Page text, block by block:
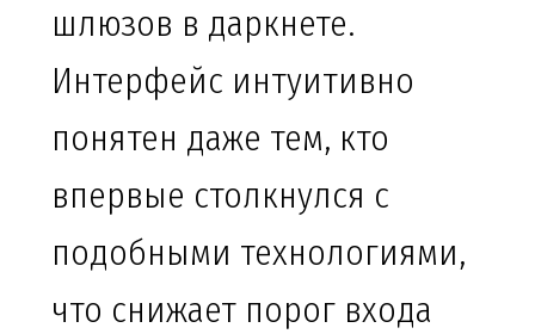
шлюзов в даркнете.
Интерфейс интуитивно
понятен даже тем, кто
впервые столкнулся с
подобными технологиями,
что снижает порог входа